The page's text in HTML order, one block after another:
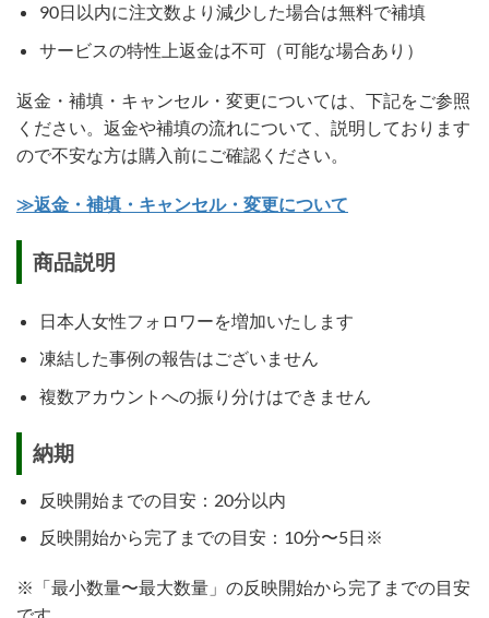
90日以内に注文数より減少した場合は無料で補填
サービスの特性上返金は不可（可能な場合あり）
返金・補填・キャンセル・変更については、下記をご参照
ください。返金や補填の流れについて、説明しております
ので不安な方は購入前にご確認ください。
≫返金・補填・キャンセル・変更について
商品説明
日本人女性フォロワーを増加いたします
凍結した事例の報告はございません
複数アカウントへの振り分けはできません
納期
反映開始までの目安：20分以内
反映開始から完了までの目安：10分〜5日※
※「最小数量〜最大数量」の反映開始から完了までの目安